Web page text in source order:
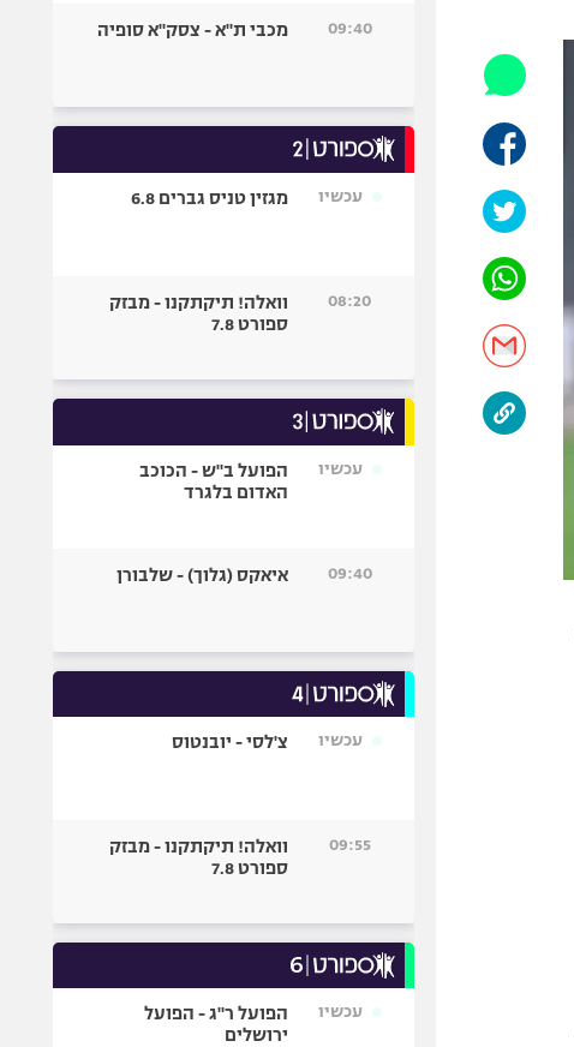
אופניים
כדורמים
פוטבול אמריקאי NFL
גיימינג E-Sports
09:40 מכבי ת"א - צסק"א סופיה
עכשיו מגזין טניס גברים 6.8
08:20
וואלה! תיקתקנו - מבזק
ספורט 7.8
עכשיו
הפועל ב"ש - הכוכב
האדום בלגרד
09:40 איאקס (גלוך) - שלבורן
עכשיו צ'לסי - יובנטוס
09:55
וואלה! תיקתקנו - מבזק
ספורט 7.8
עכשיו
הפועל ר"ג - הפועל
ירושלים